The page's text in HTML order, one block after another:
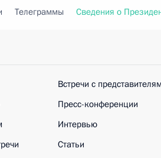
Телеграммы Сведения о
Встречи с
Пресс-конференции
Интервью
Статьи